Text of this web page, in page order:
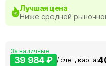
Лучшая цена
Ниже средней
За наличные
39 984 ₽ / счет, карта: